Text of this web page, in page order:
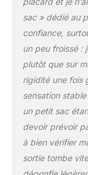
sac » dédié au
confiance,
un peu froissé :
plutôt que sur
rigidité une fois
sensation
un petit sac
devoir prévoir
à bien vérifier
sortie tombe